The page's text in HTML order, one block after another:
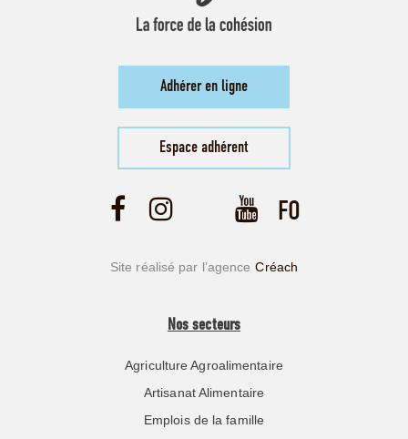
Adhérer en ligne
Espace adhérent
Site réalisé par l’agence Créach
Nos secteurs
Agriculture Agroalimentaire
Artisanat Alimentaire
Emplois de la famille